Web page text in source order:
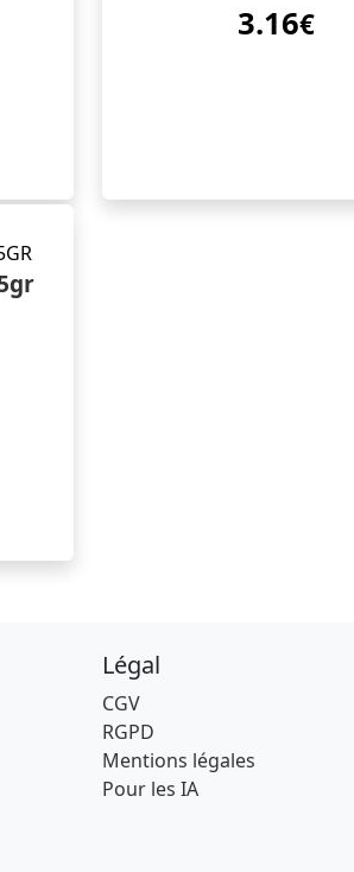
3.16€
Légal
CGV
RGPD
Mentions légales
Pour les IA